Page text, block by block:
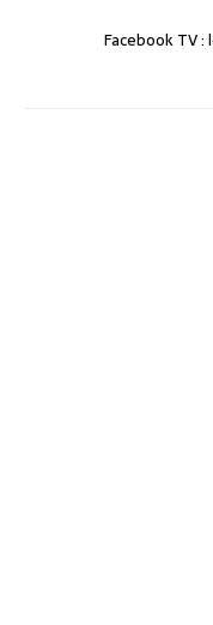
Facebook TV